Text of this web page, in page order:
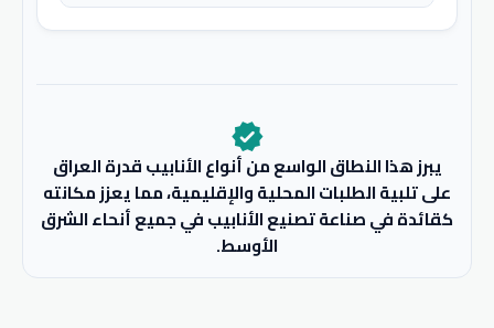
verified
يبرز هذا النطاق الواسع من أنواع الأنابيب قدرة العراق
على تلبية الطلبات المحلية والإقليمية، مما يعزز مكانته
كقائدة في صناعة تصنيع الأنابيب في جميع أنحاء الشرق
الأوسط.